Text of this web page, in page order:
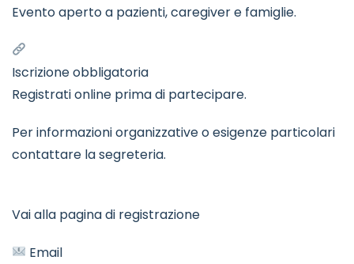
Evento aperto a pazienti, caregiver e famiglie.
Iscrizione obbligatoria
Registrati online prima di partecipare.
Per informazioni organizzative o esigenze particolari
contattare la segreteria.
Vai alla pagina di registrazione
Email